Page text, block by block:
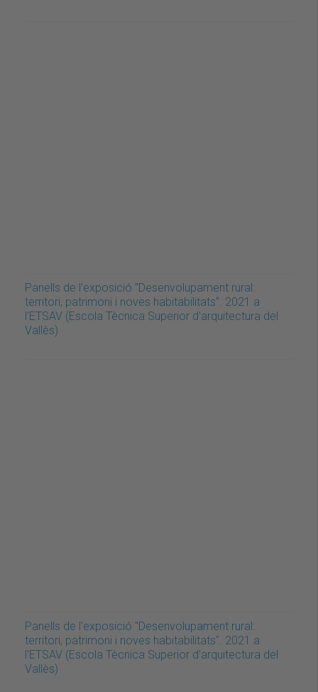
Panells de l'exposició "Desenvolupament rural:
territori, patrimoni i noves habitabilitats". 2021 a
l'ETSAV (Escola Tècnica Superior d'arquitectura del
Vallès)
Panells de l'exposició "Desenvolupament rural:
territori, patrimoni i noves habitabilitats". 2021 a
l'ETSAV (Escola Tècnica Superior d'arquitectura del
Vallès)